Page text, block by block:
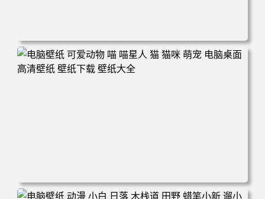
电脑壁纸 动漫 冬季 公交车 朱迪狐尼克 4K 电脑壁纸 3840x2
160 电脑桌面 高清壁纸 壁纸下载 壁纸大全
电脑壁纸 可爱动物 喵 喵星人 猫 猫咪 萌宠 电脑桌面 高清壁